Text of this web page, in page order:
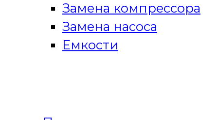
Замена компрессора
Замена насоса
Емкости